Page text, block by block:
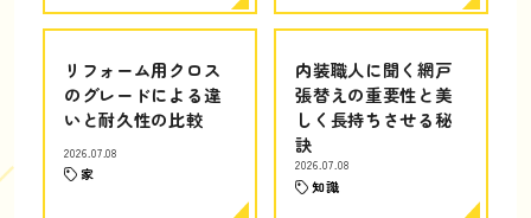
リフォーム用クロス
のグレードによる違
いと耐久性の比較
2026.07.08
家
内装職人に聞く網戸
張替えの重要性と美
しく長持ちさせる秘
訣
2026.07.08
知識